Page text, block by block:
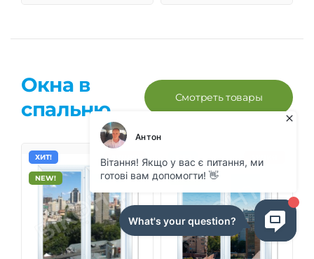
Окна в
спальню
Смотреть товары
АКЦИЯ!
ХИТ!
NEW! NEW!